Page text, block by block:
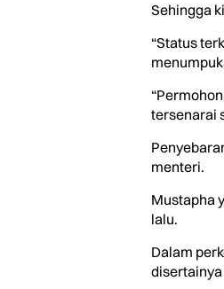
Sehingga
“Status
tersenarai
menteri.
Mustapha
lalu.
Dalam